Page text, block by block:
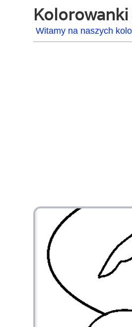
Kolorowanki
Witamy na naszych